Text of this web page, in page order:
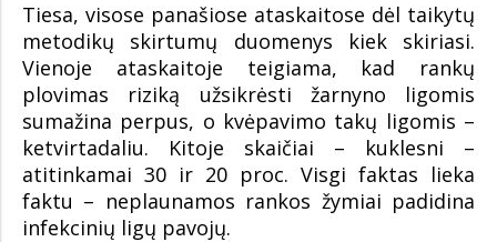
Tiesa, visose panašiose ataskaitose dėl taikytų
metodikų skirtumų duomenys kiek skiriasi.
Vienoje ataskaitoje teigiama, kad rankų
plovimas riziką užsikrėsti žarnyno ligomis
sumažina perpus, o kvėpavimo takų ligomis –
ketvirtadaliu. Kitoje skaičiai – kuklesni –
atitinkamai 30 ir 20 proc. Visgi faktas lieka
faktu – neplaunamos rankos žymiai padidina
infekcinių ligų pavojų.